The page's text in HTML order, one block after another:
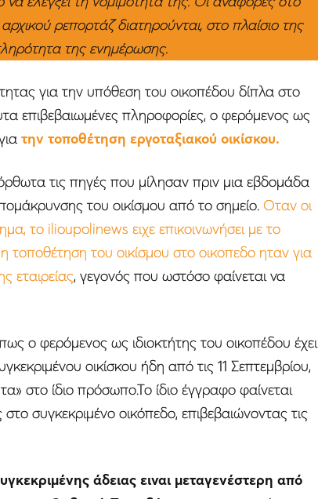
ρεπορτάζ διατηρούνται, στο πλαίσιο της
της ενημέρωσης.
για την υπόθεση του οικοπέδου δίπλα στο
επιβεβαιωμένες πληροφορίες, ο φερόμενος ως
την τοποθέτηση εργοταξιακού οικίσκου.
τις πηγές που μίλησαν πριν μια εβδομάδα
του οικίσμου από το σημείο. Οταν οι
το ilioupolinews ειχε επικοινωνήσει με το
του οικίσμου στο οικοπεδο ηταν για
εταιρείας, γεγονός που ωστόσο φαίνεται να
ο φερόμενος ως ιδιοκτήτης του οικοπέδου έχει
οικίσκου ήδη από τις 11 Σεπτεμβρίου,
στο ίδιο πρόσωπο.Το ίδιο έγγραφο φαίνεται
συγκεκριμένο οικόπεδο, επιβεβαιώνοντας τις
άδειας ειναι μεταγενέστερη από